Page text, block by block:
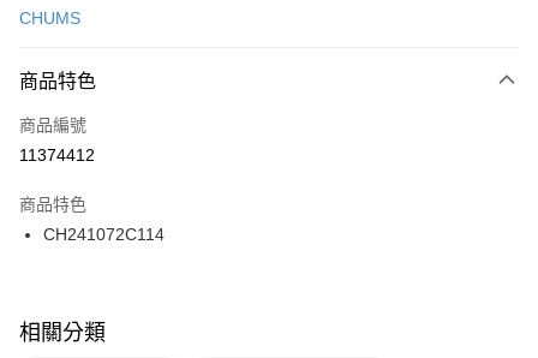
便利好安心！
３．安心：先確認商品／服務後，再付款。
【「AFTEE先享後付」結帳流程】
１．於結帳方式選擇「AFTEE先享後付」後，將跳轉至「AFTEE先享後付」
２．訂單成立數日內，您將收到繳費通知簡訊。
３．收到繳費通知簡訊後14天內，點擊此簡訊中的連結，可透過四大超商／
ATM／網路銀行／等多元方式進行付款，方視為交易完成。
※ 交易是否成功請以「AFTEE先享後付 」之結帳頁面顯示為準，若有關於
是否繳費成功／繳費後需取消欲退款等相關疑問，請聯繫「AFTEE先享後付
運送方式
每筆NT$100，滿NT$1,500(含以上)免運費
宅配
每筆NT$100，滿NT$1,500(含以上)免運費
付款後門市自取
每筆NT$100，滿NT$1,500(含以上)免運費
CHUMS
商品特色
商品編號
11374412
商品特色
CH241072C114
相關分類